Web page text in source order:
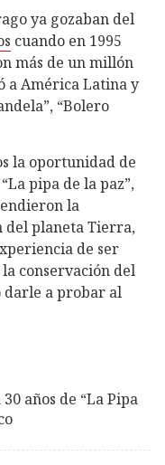
ya gozaban del
cuando en 1995
más de un millón
a América Latina y
“Bolero
la oportunidad de
pipa de la paz”,
la
del planeta Tierra,
de ser
conservación del
darle a probar al
años de “La Pipa